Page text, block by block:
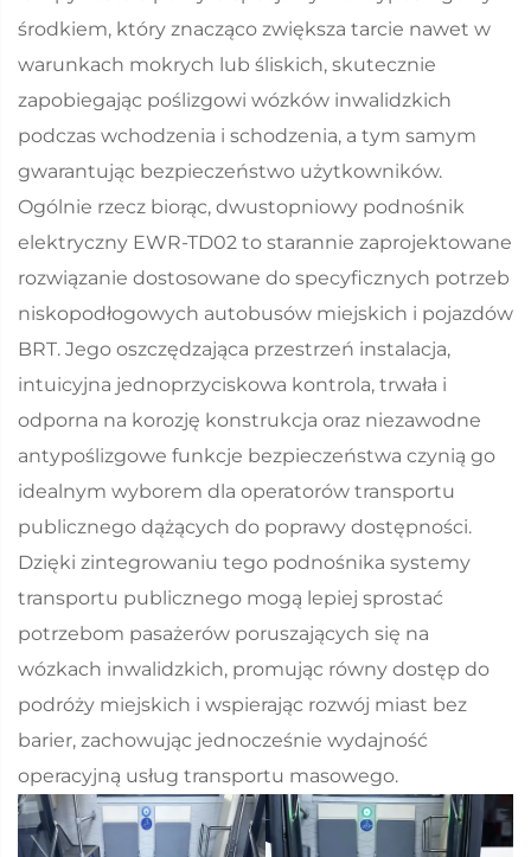
środkiem, który znacząco zwiększa tarcie nawet w
warunkach mokrych lub śliskich, skutecznie
zapobiegając poślizgowi wózków inwalidzkich
podczas wchodzenia i schodzenia, a tym samym
gwarantując bezpieczeństwo użytkowników.
Ogólnie rzecz biorąc, dwustopniowy podnośnik
elektryczny EWR-TD02 to starannie zaprojektowane
rozwiązanie dostosowane do specyficznych potrzeb
niskopodłogowych autobusów miejskich i pojazdów
BRT. Jego oszczędzająca przestrzeń instalacja,
intuicyjna jednoprzyciskowa kontrola, trwała i
odporna na korozję konstrukcja oraz niezawodne
antypoślizgowe funkcje bezpieczeństwa czynią go
idealnym wyborem dla operatorów transportu
publicznego dążących do poprawy dostępności.
Dzięki zintegrowaniu tego podnośnika systemy
transportu publicznego mogą lepiej sprostać
potrzebom pasażerów poruszających się na
wózkach inwalidzkich, promując równy dostęp do
podróży miejskich i wspierając rozwój miast bez
barier, zachowując jednocześnie wydajność
operacyjną usług transportu masowego.